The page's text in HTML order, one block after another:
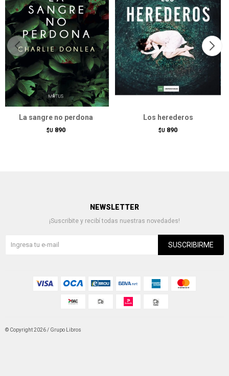
La sangre no perdona
$U 890
Los herederos
$U 890
NEWSLETTER
¡Suscribite y recibí todas nuestras novedades!
SUSCRIBIRME
© Copyright 2026 / Grupo Libros